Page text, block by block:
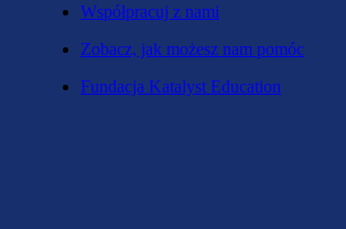
Współpracuj z nami
Zobacz, jak możesz nam pomóc
Fundacja Katalyst Education